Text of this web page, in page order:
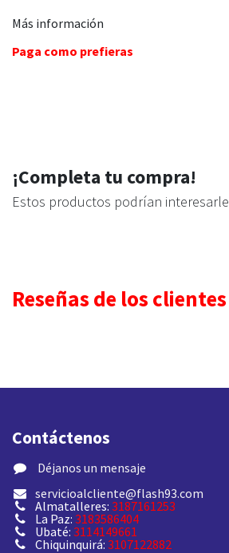
Más información
Paga como prefieras
¡Completa tu compra!
Estos productos podrían interesarle
Reseñas de los clientes
Contáctenos
​ Déjanos un mensaje
servicioalcliente@flash93.com
Almatalleres: 3187161253
La Paz: 3183586404
Ubaté: 3114149661
Chiquinquirá: 3107122882